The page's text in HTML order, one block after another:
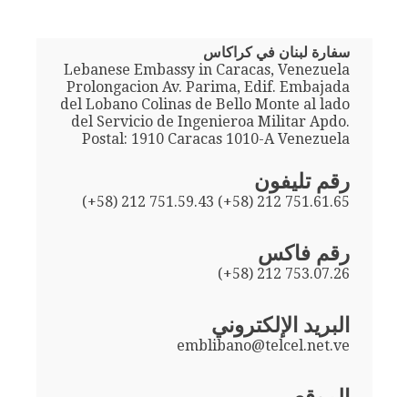
سفارة لبنان في كراكاس
Lebanese Embassy in Caracas, Venezuela
Prolongacion Av. Parima, Edif. Embajada
del Lobano Colinas de Bello Monte al lado
del Servicio de Ingenieroa Militar Apdo.
Postal: 1910 Caracas 1010-A Venezuela
رقم تليفون
(+58) 212 751.59.43 (+58) 212 751.61.65
رقم فاكس
(+58) 212 753.07.26
البريد الإلكتروني
emblibano@telcel.net.ve